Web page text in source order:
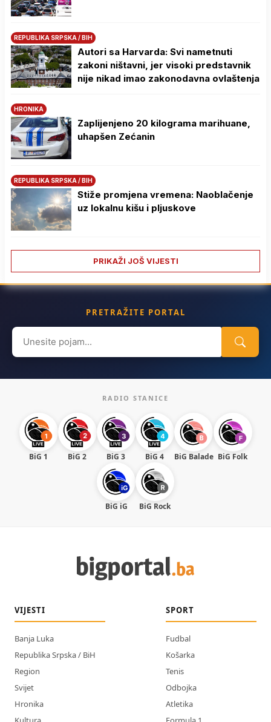
REPUBLIKA SRPSKA / BIH
Autori sa Harvarda: Svi nametnuti
zakoni ništavni, jer visoki predstavnik
nije nikad imao zakonodavna ovlaštenja
HRONIKA
Zaplijenjeno 20 kilograma marihuane,
uhapšen Zećanin
REPUBLIKA SRPSKA / BIH
Stiže promjena vremena: Naoblačenje
uz lokalnu kišu i pljuskove
PRIKAŽI JOŠ VIJESTI
PRETRAŽITE PORTAL
Search
for:
RADIO STANICE
BiG 1 BiG 2 BiG 3 BiG 4 BiG Balade BiG Folk
BiG iG BiG Rock
VIJESTI
Banja Luka
Republika Srpska / BiH
Region
Svijet
Hronika
SPORT
Fudbal
Košarka
Tenis
Odbojka
Atletika